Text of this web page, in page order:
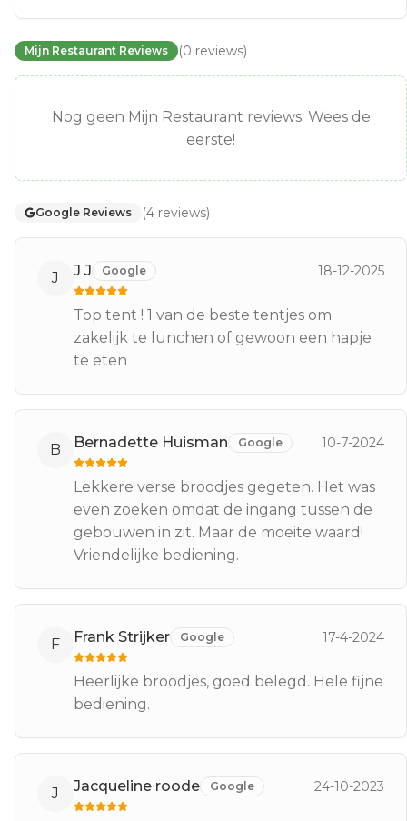
Mijn Restaurant Reviews (0 reviews)
Nog geen Mijn Restaurant reviews. Wees de
eerste!
Google Reviews (4 reviews)
J J J Google 18-12-2025
Top tent ! 1 van de beste tentjes om
zakelijk te lunchen of gewoon een hapje
te eten
B Bernadette Huisman Google 10-7-2024
Lekkere verse broodjes gegeten. Het was
even zoeken omdat de ingang tussen de
gebouwen in zit. Maar de moeite waard!
Vriendelijke bediening.
F Frank Strijker Google 17-4-2024
Heerlijke broodjes, goed belegd. Hele fijne
bediening.
J Jacqueline roode Google 24-10-2023